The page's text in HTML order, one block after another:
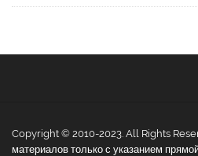
Copyright © 2010-2023. All Rights
материалов только с указанием